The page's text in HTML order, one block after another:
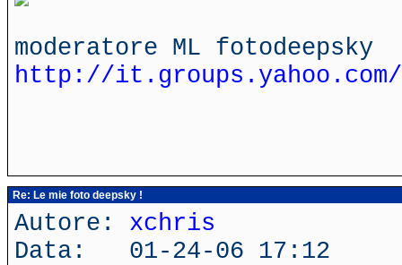
moderatore ML fotodeepsky
http://it.groups.yahoo.com/
Re: Le mie foto deepsky !
Autore: xchris
Data: 01-24-06 17:12